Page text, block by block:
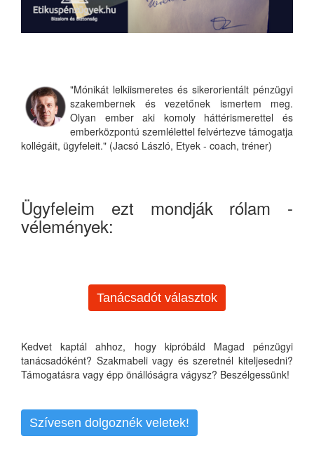
"Mónikát lelkiismeretes és sikerorientált pénzügyi
szakembernek és vezetőnek ismertem meg.
Olyan ember aki komoly háttérismerettel és
emberközpontú szemlélettel felvértezve támogatja
kollégáit, ügyfeleit." (Jacsó László, Etyek - coach, tréner)
Ügyfeleim ezt mondják rólam -
vélemények:
Tanácsadót választok
Kedvet kaptál ahhoz, hogy kipróbáld Magad pénzügyi
tanácsadóként? Szakmabeli vagy és szeretnél kiteljesedni?
Támogatásra vagy épp önállóságra vágysz? Beszélgessünk!
Szívesen dolgoznék veletek!